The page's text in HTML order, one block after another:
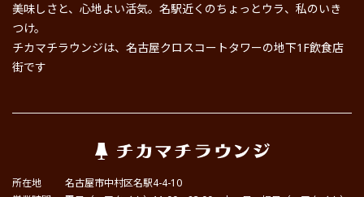
美味しさと、心地よい活気。名駅近くのちょっとウラ、私のいき
つけ。
チカマチラウンジは、名古屋クロスコートタワーの地下1F飲食店
街です
所在地
名古屋市中村区名駅4-4-10